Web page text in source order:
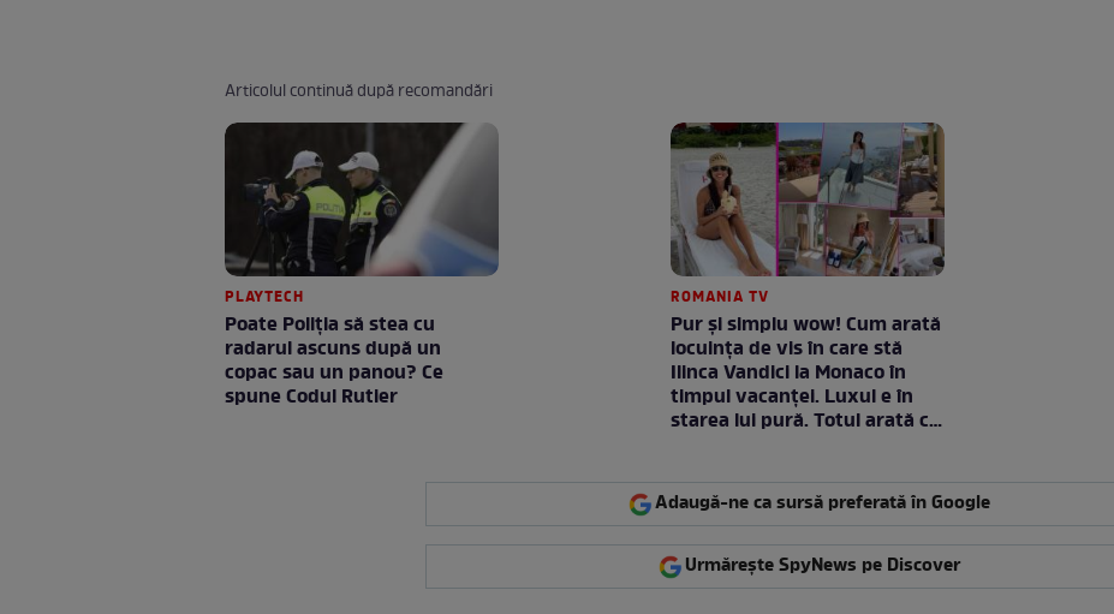
Articolul continuă după recomandări
PLAYTECH
Poate Poliția să stea cu
radarul ascuns după un
copac sau un panou? Ce
spune Codul Rutier
ROMANIA TV
Pur și simplu wow! Cum arată
locuința de vis în care stă
Ilinca Vandici la Monaco în
timpul vacanței. Luxul e în
starea lui pură. Totul arată ca
Adaugă-ne ca sursă preferată în Google
Urmărește SpyNews pe Discover